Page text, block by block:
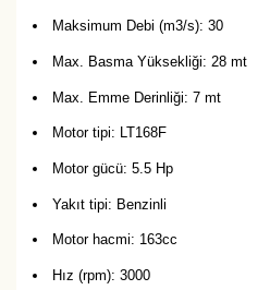
Maksimum Debi (m3/s): 30
Max. Basma Yüksekliği: 28 mt
Max. Emme Derinliği: 7 mt
Motor tipi: LT168F
Motor gücü: 5.5 Hp
Yakıt tipi: Benzinli
Motor hacmi: 163cc
Hız (rpm): 3000